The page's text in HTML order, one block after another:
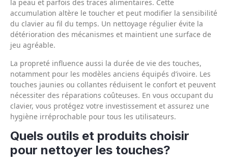
la peau et parfois des traces alimentaires. Cette
accumulation altère le toucher et peut modifier la sensibilité
du clavier au fil du temps. Un nettoyage régulier évite la
détérioration des mécanismes et maintient une surface de
jeu agréable.
La propreté influence aussi la durée de vie des touches,
notamment pour les modèles anciens équipés d’ivoire. Les
touches jaunies ou collantes réduisent le confort et peuvent
nécessiter des réparations coûteuses. En vous occupant du
clavier, vous protégez votre investissement et assurez une
hygiène irréprochable pour tous les utilisateurs.
Quels outils et produits choisir
pour nettoyer les touches?